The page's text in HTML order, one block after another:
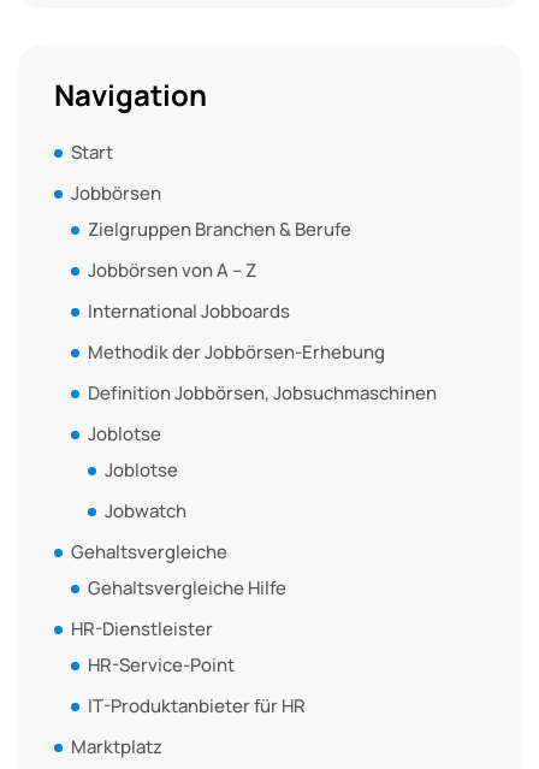
Navigation
Start
Jobbörsen
Zielgruppen Branchen & Berufe
Jobbörsen von A – Z
International Jobboards
Methodik der Jobbörsen-Erhebung
Definition Jobbörsen, Jobsuchmaschinen
Joblotse
Joblotse
Jobwatch
Gehaltsvergleiche
Gehaltsvergleiche Hilfe
HR-Dienstleister
HR-Service-Point
IT-Produktanbieter für HR
Marktplatz